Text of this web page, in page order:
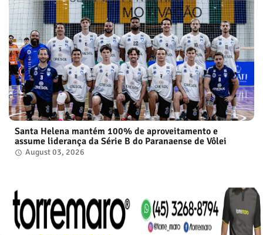
Santa Helena mantém 100% de aproveitamento e
assume liderança da Série B do Paranaense de Vôlei
August 03, 2026